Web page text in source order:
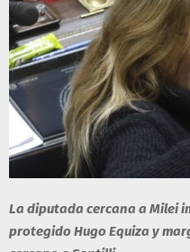
La diputada cercana a Milei
protegido Hugo Equiza y